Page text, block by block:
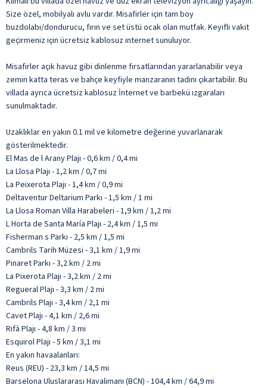
Size özel, mobilyalı avlu vardır. Misafirler için tam boy
buzdolabı/dondurucu, fırın ve set üstü ocak olan mutfak. Keyifli vakit
geçirmeniz için ücretsiz kablosuz internet sunuluyor.
Misafirler açık havuz gibi dinlenme fırsatlarından yararlanabilir veya
zemin katta teras ve bahçe keyfiyle manzaranın tadını çıkartabilir. Bu
villada ayrıca ücretsiz kablosuz İnternet ve barbekü ızgaraları
sunulmaktadır.
Uzaklıklar en yakın 0.1 mil ve kilometre değerine yuvarlanarak
gösterilmektedir.
El Mas de l Arany Plajı - 0,6 km / 0,4 mi
La Llosa Plajı - 1,2 km / 0,7 mi
La Peixerota Plajı - 1,4 km / 0,9 mi
Deltaventur Deltarium Parkı - 1,5 km / 1 mi
La Llosa Roman Villa Harabeleri - 1,9 km / 1,2 mi
L Horta de Santa María Plajı - 2,4 km / 1,5 mi
Fisherman s Parkı - 2,5 km / 1,5 mi
Cambrils Tarih Müzesi - 3,1 km / 1,9 mi
Pinaret Parkı - 3,2 km / 2 mi
La Pixerota Plajı - 3,2 km / 2 mi
Regueral Plajı - 3,3 km / 2 mi
Cambrils Plajı - 3,4 km / 2,1 mi
Cavet Plajı - 4,1 km / 2,6 mi
Rifà Plajı - 4,8 km / 3 mi
Esquirol Plajı - 5 km / 3,1 mi
En yakın havaalanları:
Reus (REU) - 23,3 km / 14,5 mi
Barselona Uluslararası Havalimanı (BCN) - 104,4 km / 64,9 mi